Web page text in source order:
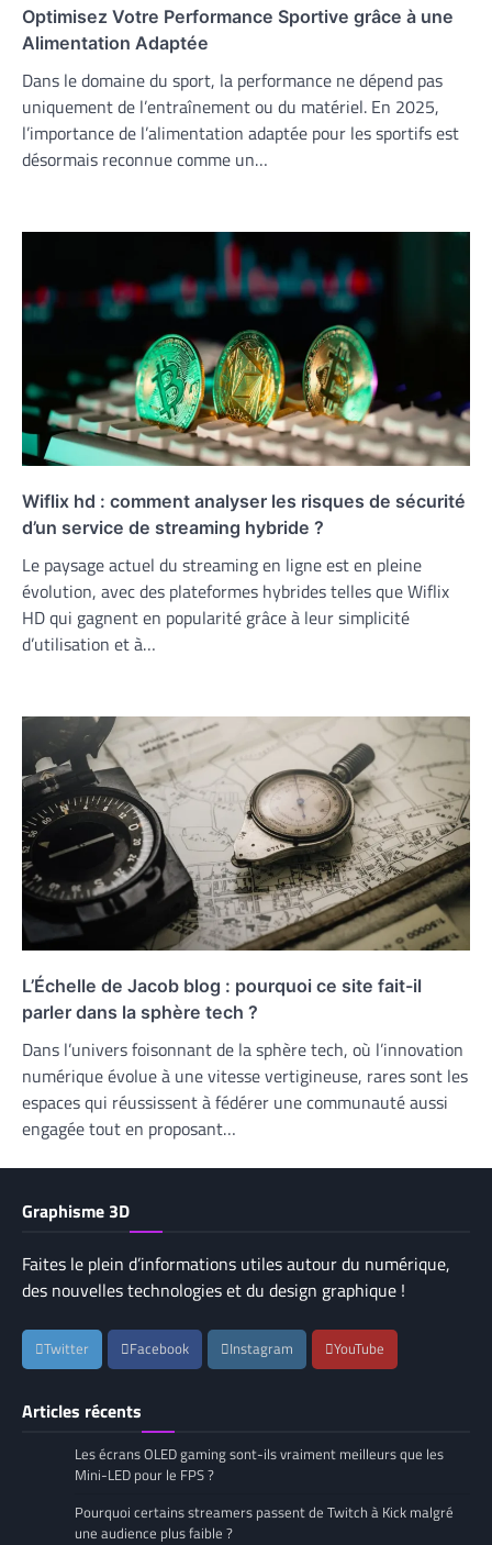
Optimisez Votre Performance Sportive grâce à une
Alimentation Adaptée
Dans le domaine du sport, la performance ne dépend pas
uniquement de l’entraînement ou du matériel. En 2025,
l’importance de l’alimentation adaptée pour les sportifs est
désormais reconnue comme un…
Wiflix hd : comment analyser les risques de sécurité
d’un service de streaming hybride ?
Le paysage actuel du streaming en ligne est en pleine
évolution, avec des plateformes hybrides telles que Wiflix
HD qui gagnent en popularité grâce à leur simplicité
d’utilisation et à…
L’Échelle de Jacob blog : pourquoi ce site fait-il
parler dans la sphère tech ?
Dans l’univers foisonnant de la sphère tech, où l’innovation
numérique évolue à une vitesse vertigineuse, rares sont les
espaces qui réussissent à fédérer une communauté aussi
engagée tout en proposant…
Graphisme 3D
Faites le plein d’informations utiles autour du numérique,
des nouvelles technologies et du design graphique !
Twitter Facebook Instagram YouTube
Articles récents
Les écrans OLED gaming sont-ils vraiment meilleurs que les
Mini-LED pour le FPS ?
Pourquoi certains streamers passent de Twitch à Kick malgré
une audience plus faible ?